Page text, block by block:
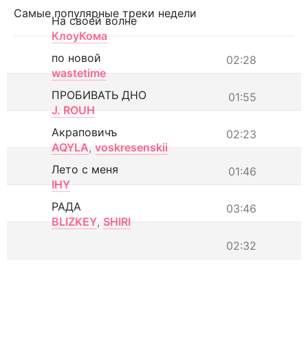
Самые популярные треки недели
На своей волне
КлоуКома
02:28
по новой
wastetime
01:55
ПРОБИВАТЬ ДНО
J. ROUH
02:23
Акраповичъ
AQYLA, voskresenskii
01:46
Лето с меня
IHY
03:46
РАДА
BLIZKEY, SHIRI
02:32